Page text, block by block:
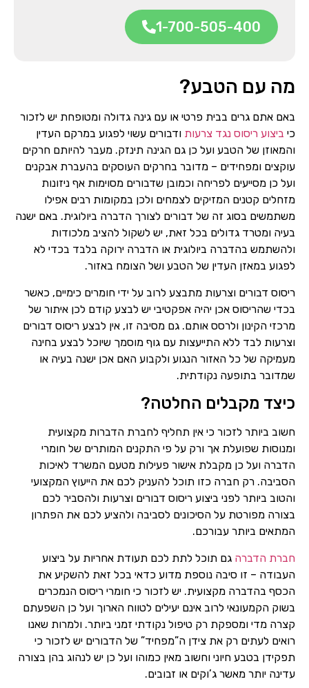
1-700-505-400
מה עם הטבע?
באם אתם גרים בבית פרטי או עם גינה גדולה ומטופחת יש לזכור
כי ביצוע ריסוס נגד צרעות ודבורים עשוי לפגוע במרקם העדין
והמאוזן של הטבע ועל כן גם הגינה תינזק. מעבר להיותם חרקים
עוקצים ומפחידים – מדובר בחרקים העוסקים בהעברת אבקנים
ועל כן מסייעים לפריחה וכמובן שדבורים מסוימות אף ניזונות
מזחלים קטנים המזיקים לצמחים ולכן במקומות רבים אפילו
משתמשים בסוג זה של דבורים לצורך הדברה ביולוגית. באם ישנה
בעיה ומטרד גדולים בכל זאת, יש לשקול להציב מלכודות
ולהשתמש בהדברה ביולוגית או הדברה ירוקה בלבד בכדי לא
לפגוע במאזן העדין של הטבע ושל הצומח באזור.
ריסוס דבורים וצרעות מתבצע לרוב על ידי חומרים כימיים, כאשר
בכדי שהריסוס אכן יהיה אפקטיבי יש לבצע קודם לכן איתור של
מרכזי הקינון ולרסס אותם. גם מסיבה זו, אין לבצע ריסוס דבורים
וצרעות לבד ללא התייעצות עם גוף מוסמך שיוכל לבצע בחינה
מעמיקה של כל האזור הנגוע ולקבוע האם אכן ישנה בעיה או
שמדובר בתופעה נקודתית.
כיצד מקבלים החלטה?
חשוב ביותר לזכור כי אין תחליף לחברת הדברות מקצועית
ומנוסות שפועלת אך ורק על פי התקנים המותרים של חומרי
הדברה ועל כן מקבלת אישור פעילות מטעם המשרד לאיכות
הסביבה. רק חברה כזו תוכל להעניק לכם את הייעוץ המקצועי
והטוב ביותר לפני ביצוע ריסוס דבורים וצרעות ולהסביר לכם
בצורה מפורטת על הסיכונים לסביבה ולהציע לכם את הפתרון
המתאים ביותר עבורכם.
חברת הדברה גם תוכל לתת לכם תעודת אחריות על ביצוע
העבודה – זו סיבה נוספת מדוע כדאי בכל זאת להשקיע את
הכסף בהדברה מקצועית. יש לזכור כי חומרי ריסוס הנמכרים
בשוק הקמעונאי לרוב אינם יעילים לטווח הארוך ועל כן השפעתם
קצרה מדי ומספקת רק טיפול נקודתי זמני ביותר. ולמרות שאנו
רואים לעתים רק את צידן ה”מפחיד” של הדבורים יש לזכור כי
תפקידן בטבע חיוני וחשוב מאין כמוהו ועל כן יש לנהוג בהן בצורה
עדינה יותר מאשר ג’וקים או זבובים.